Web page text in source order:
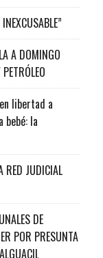
A DOMINGO
libertad a
la
RED JUDICIAL
DE
POR PRESUNTA